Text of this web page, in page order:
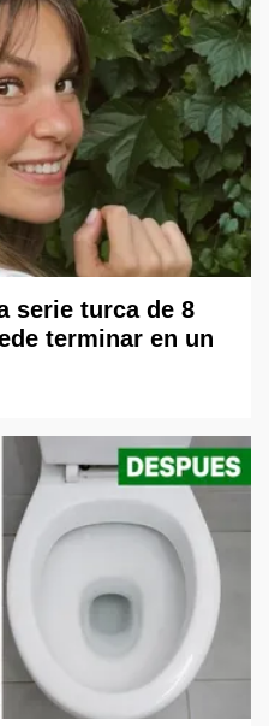
serie turca de 8
terminar en un